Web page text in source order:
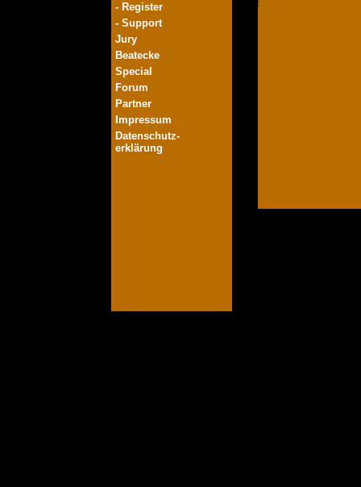
- Register
- Support
Jury
Beatecke
Special
Forum
Partner
Impressum
Datenschutz-
erklärung